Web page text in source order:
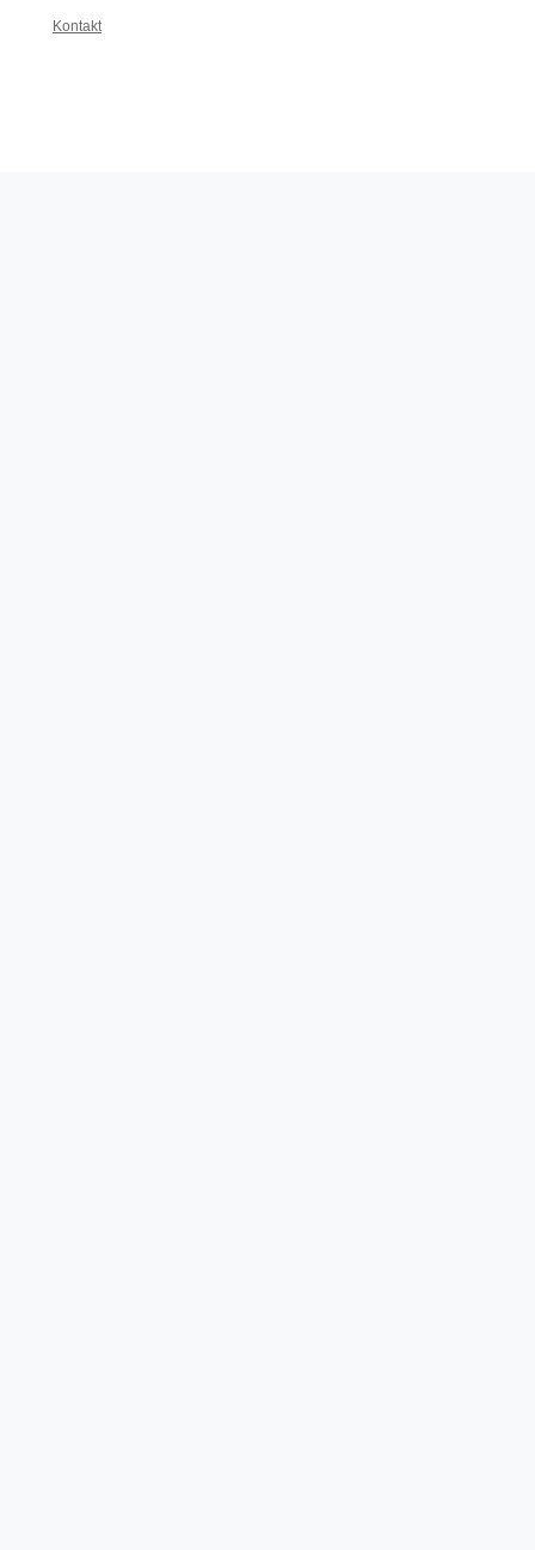
Kontakt